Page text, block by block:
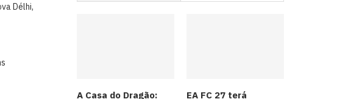
A Casa do Dragão:
EA FC 27 terá